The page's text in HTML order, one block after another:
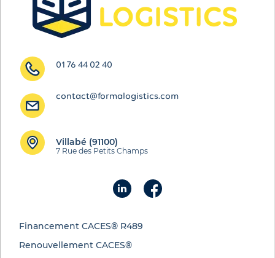
Financement CACES® R489
Renouvellement CACES®
01 76 44 02 40
contact@formalogistics.com
Villabé (91100)
7 Rue des Petits Champs